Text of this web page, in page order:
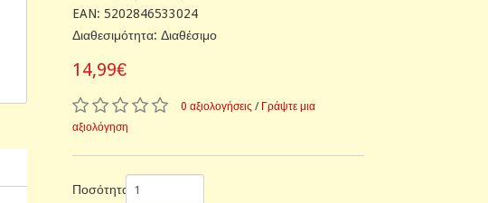
EAN: 5202846533024
Διαθεσιμότητα: Διαθέσιμο
14,99€
0 αξιολογήσεις / Γράψτε μια
αξιολόγηση
Ποσότητα